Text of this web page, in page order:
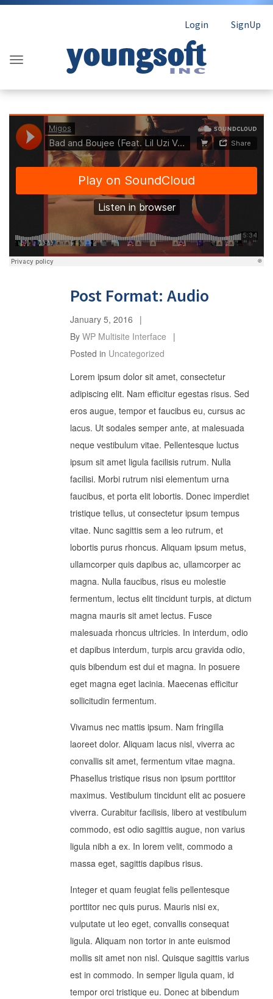
Login SignUp
Post Format: Audio
January 5, 2016
By WP Multisite Interface
Posted in Uncategorized
Lorem ipsum dolor sit amet, consectetur
adipiscing elit. Nam efficitur egestas risus. Sed
eros augue, tempor et faucibus eu, cursus ac
lacus. Ut sodales semper ante, at malesuada
neque vestibulum vitae. Pellentesque luctus
ipsum sit amet ligula facilisis rutrum. Nulla
facilisi. Morbi rutrum nisi elementum urna
faucibus, et porta elit lobortis. Donec imperdiet
tristique tellus, ut consectetur ipsum tempus
vitae. Nunc sagittis sem a leo rutrum, et
lobortis purus rhoncus. Aliquam ipsum metus,
ullamcorper quis dapibus ac, ullamcorper ac
magna. Nulla faucibus, risus eu molestie
fermentum, lectus elit tincidunt turpis, at dictum
magna mauris sit amet lectus. Fusce
malesuada rhoncus ultricies. In interdum, odio
et dapibus interdum, turpis arcu gravida odio,
quis bibendum est dui et magna. In posuere
eget magna eget lacinia. Maecenas efficitur
sollicitudin fermentum.
Vivamus nec mattis ipsum. Nam fringilla
laoreet dolor. Aliquam lacus nisl, viverra ac
convallis sit amet, fermentum vitae magna.
Phasellus tristique risus non ipsum porttitor
maximus. Vestibulum tincidunt elit ac posuere
viverra. Curabitur facilisis, libero at vestibulum
commodo, est odio sagittis augue, non varius
ligula nibh a ex. In lorem velit, commodo a
massa eget, sagittis dapibus risus.
Integer et quam feugiat felis pellentesque
porttitor nec quis purus. Mauris nisi ex,
vulputate ut leo eget, convallis consequat
ligula. Aliquam non tortor in ante euismod
mollis sit amet non nisl. Quisque sagittis varius
est in commodo. In semper ligula quam, id
tempor orci tristique eu. Donec at bibendum